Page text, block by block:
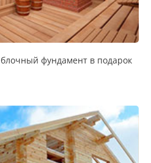
фундамент в подарок